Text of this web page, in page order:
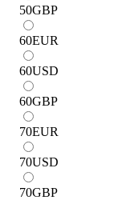
50GBP
60EUR
60USD
60GBP
70EUR
70USD
70GBP